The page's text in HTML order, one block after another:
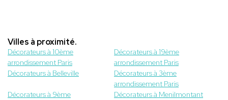
Villes à proximité.
Décorateurs à 10ème
arrondissement Paris
Décorateurs à 19ème
arrondissement Paris
Décorateurs à Belleville
Décorateurs à 3ème
arrondissement Paris
Décorateurs à 9ème
Décorateurs à Menilmontant